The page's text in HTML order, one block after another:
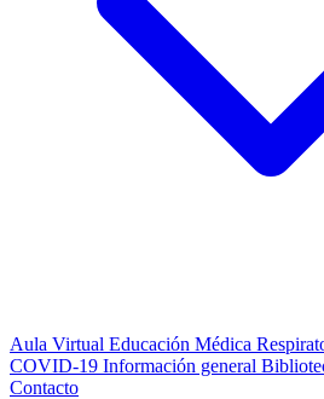
Aula Virtual Educación Médica
COVID-19 Información general
Contacto